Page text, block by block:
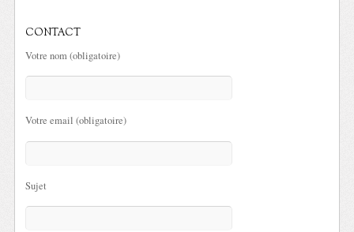
CONTACT
Votre nom (obligatoire)
Votre email (obligatoire)
Sujet